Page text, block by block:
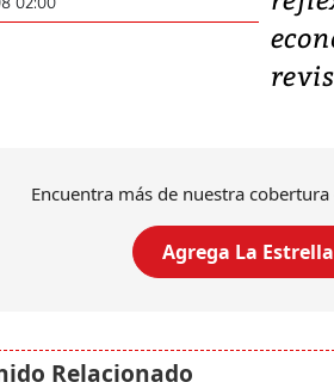
Encuentra más de nuestra
Agrega La